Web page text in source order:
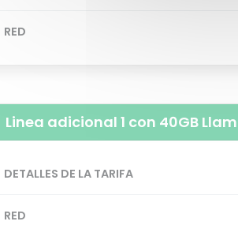
RED
Linea adicional 1 con 40GB
DETALLES DE LA TARIFA
RED